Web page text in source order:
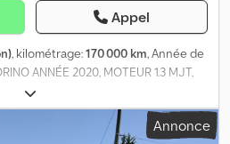
Appel
, kilométrage:170 000 km, Année de
ANNÉE 2020, MOTEUR 1.3 MJT,
CLIMATISATION, RADIO D’ORIGINE,
RÉALISÉ, GARANTIE 1 AN.
Dkodpfxsvnzqhj Abaor
Annonce